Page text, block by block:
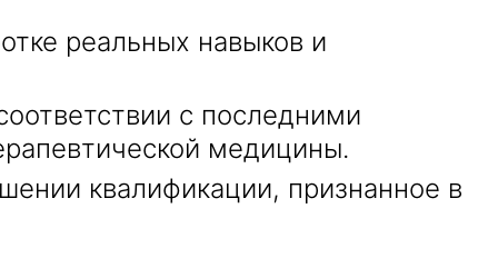
реальных навыков и
с последними
медицины.
квалификации, признанное в